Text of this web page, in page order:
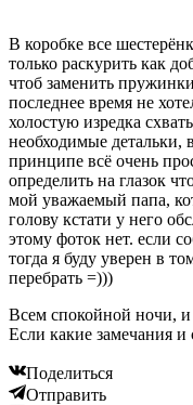
В коробке все
только раскурить как
чтоб заменить
последнее время не
холостую изредка
необходимые детальки,
принципе всё очень
определить на глазок
мой уважаемый папа,
голову кстати у него
этому фоток нет. если
тогда я буду уверен в
перебрать =)))
Всем спокойной ночи, и
Если какие замечания
Поделиться
Отправить